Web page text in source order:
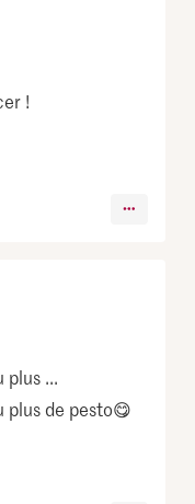
!
plus ...
plus de pesto😋